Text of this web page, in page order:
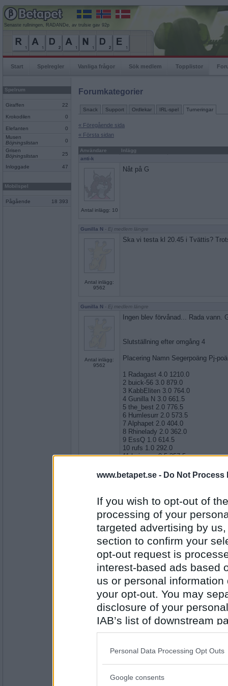
www.betapet.se - Do Not Process
If you wish to opt-out of
processing of your
targeted advertising by
section to confirm your
opt-out request is
interest-based ads based
us or personal
your opt-out. You may
disclosure of your
IAB’s list of downstream
also be disclosed by us
Downstream Participants
Please note that this
Personal Data Processing Opt Outs
Google consents
Senaste rullningen, RADANDe, av trulsie gav 92p
Start Spelregler Vanliga frågor Sök medlem Topplistor
Spelrum
Giraffen 22
Krokodilen 0
Elefanten
0
Musen
Böjningslistan
0
Grisen
Böjningslistan
25
Inloggade 47
Mobilspel
Pågående 18 393
Forumkategorier
Snack Support Ordlekar IRL-spel Turneringar
« Föregående sida
« Första sidan
Användare
Inlägg
anti-k
Antal inlägg: 10
Nåt på G
Gunilla N - Ej medlem längre
Antal inlägg:
9562
Ska vi testa kl 20.45 i Tvättis?
Gunilla N - Ej medlem längre
Antal inlägg:
9562
Ingen blev förvånad... Rada vann.
Slutställning efter omgång 4
Placering Namn Segerpoäng Pj-
1 Radagast 4.0 1210.0
2 buick-56 3.0 879.0
3 KabbEliten 3.0 764.0
4 Gunilla N 3.0 661.5
5 the_best 2.0 776.5
6 Humlesurr 2.0 573.5
7 Alphapet 2.0 404.0
8 Rhinelady 2.0 362.0
9 EssQ 1.0 614.5
10 rufs 1.0 292.0
11 hejnemo 0.5 357.5
Omg 1
Radagast har rullat för 92 poäng
Omg 2
Rhinelady har rullat för 67 poäng
Radagast har rullat för 63 poäng
Omg 3
anti-k har rullat för 75 poäng
Humlesurr har rullat för 89 poäng
anti-k har rullat för 81 poäng
22.50 ny turre i tvättisen!!